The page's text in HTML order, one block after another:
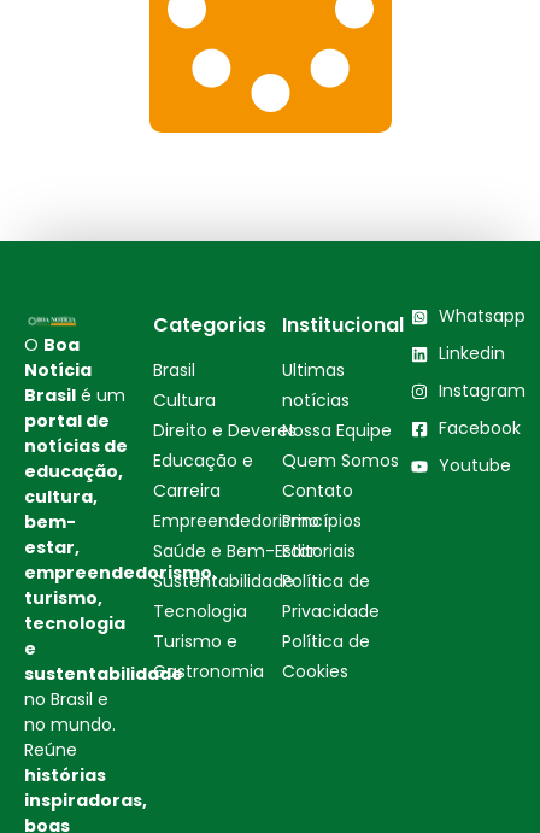
O Boa
Notícia
Brasil é um
portal de
notícias de
educação,
cultura,
bem-
estar,
empreendedorismo,
turismo,
tecnologia
e
sustentabilidade
no Brasil e
no mundo.
Reúne
histórias
inspiradoras,
boas
Categorias
Brasil
Cultura
Direito e Deveres
Educação e
Carreira
Empreendedorismo
Saúde e Bem-Estar
Sustentabilidade
Tecnologia
Turismo e
Gastronomia
Institucional
Ultimas
notícias
Nossa Equipe
Quem Somos
Contato
Princípios
Editoriais
Política de
Privacidade
Política de
Cookies
Whatsapp
Linkedin
Instagram
Facebook
Youtube